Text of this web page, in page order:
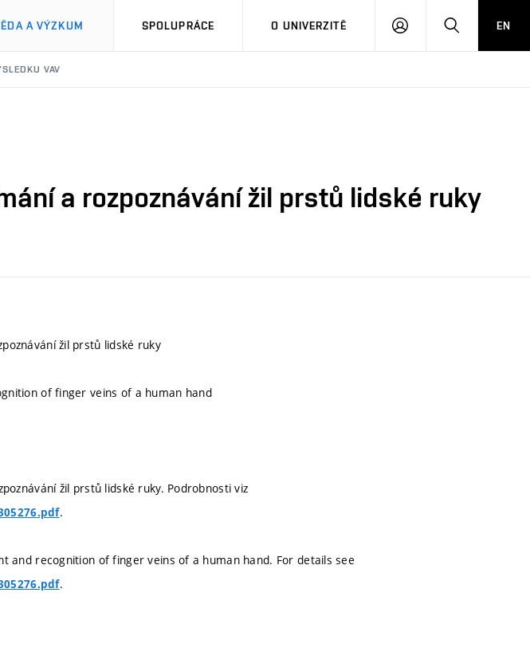
A VÝZKUM SPOLUPRÁCE O UNIVERZITĚ
PŘIHLÁSIT HLEDATEN
VAV
a rozpoznávání žil prstů lidské ruky
žil prstů lidské ruky
of finger veins of a human hand
žil prstů lidské ruky. Podrobnosti viz
.
and recognition of finger veins of a human hand. For details see
.